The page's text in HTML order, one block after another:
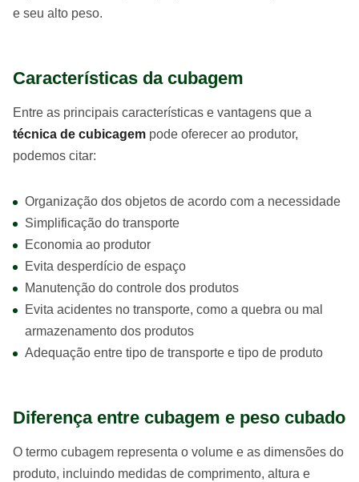
e seu alto peso.
Características da cubagem
Entre as principais características e vantagens que a
técnica de cubicagem pode oferecer ao produtor,
podemos citar:
Organização dos objetos de acordo com a necessidade
Simplificação do transporte
Economia ao produtor
Evita desperdício de espaço
Manutenção do controle dos produtos
Evita acidentes no transporte, como a quebra ou mal
armazenamento dos produtos
Adequação entre tipo de transporte e tipo de produto
Diferença entre cubagem e peso cubado
O termo cubagem representa o volume e as dimensões do
produto, incluindo medidas de comprimento, altura e